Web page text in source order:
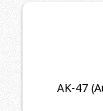
AK-47